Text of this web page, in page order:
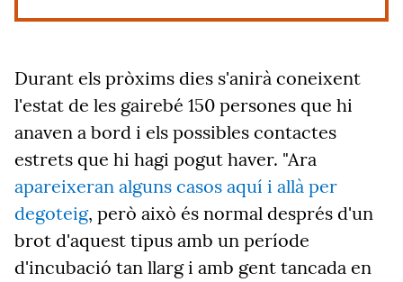
Durant els pròxims dies s'anirà coneixent
l'estat de les gairebé 150 persones que hi
anaven a bord i els possibles contactes
estrets que hi hagi pogut haver. "Ara
apareixeran alguns casos aquí i allà per
degoteig, però això és normal després d'un
brot d'aquest tipus amb un període
d'incubació tan llarg i amb gent tancada en